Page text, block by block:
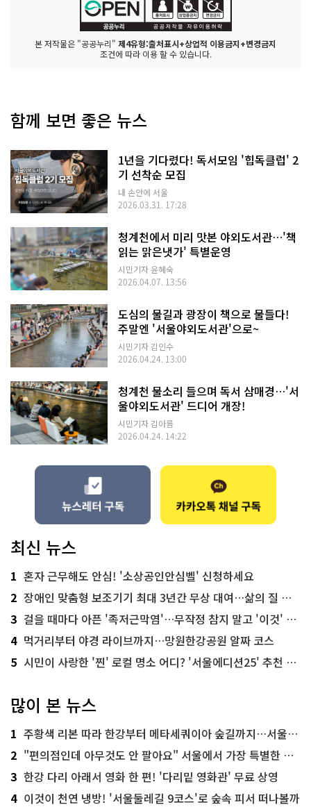
본 저작물은 "공공누리" 제4유형:출처표시+상업적 이용금지+변경금지
조건에 따라 이용 할 수 있습니다.
함께 보면 좋은 뉴스
1년을 기다렸다! 독서모임 '힙독클럽' 2
기 선착순 모집
내 손안에 서울
2026.03.31. 17:28
청계천에서 미리 맛본 야외도서관…'책
읽는 맑은냇가' 특별운영
시민기자 윤혜숙
2026.04.07. 13:56
도심의 물길과 광장이 책으로 물들다!
주말엔 '서울야외도서관'으로~
시민기자 김인수
2026.04.24. 13:00
청계천 물소리 들으며 독서 삼매경…'서
울야외도서관' 드디어 개장!
시민기자 김아름
2026.04.24. 14:22
최신 뉴스
1 혼자 근무해도 안심! '소상공인안심벨' 신청하세요
2 장애인 맞춤형 보조기기 최대 3년간 무상 대여…삶의 질 높인다
3 걸을 때마다 아픈 '족저근막염'…무작정 참지 말고 '이것' 해보세요!
4 먹거리부터 야경 라이브까지…망원한강공원 알짜 코스
5 시민이 사랑한 '찐' 로컬 명소 어디? '서울에디션25' 추천 코스
많이 본 뉴스
1 주황색 리본 따라 한강부터 메타세쿼이아 숲길까지…서울둘레길 15코스
2 "편의점인데 아무것도 안 팔아요" 서울에서 가장 특별한 편의점의 정체
3 한강 다리 아래서 영화 한 편! '다리밑 영화관' 무료 상영
4 이것이 천연 냉방! '서울둘레길 9코스'로 숲속 피서 떠나볼까